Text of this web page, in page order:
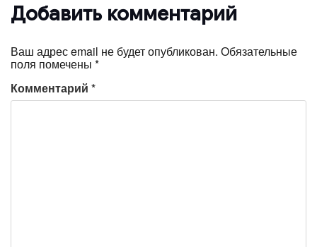
Добавить комментарий
Ваш адрес email не будет опубликован. Обязательные
поля помечены *
Комментарий *